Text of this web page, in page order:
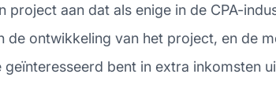
aan dat als enige in de CPA-
ontwikkeling van het project, en de
bent in extra inkomsten